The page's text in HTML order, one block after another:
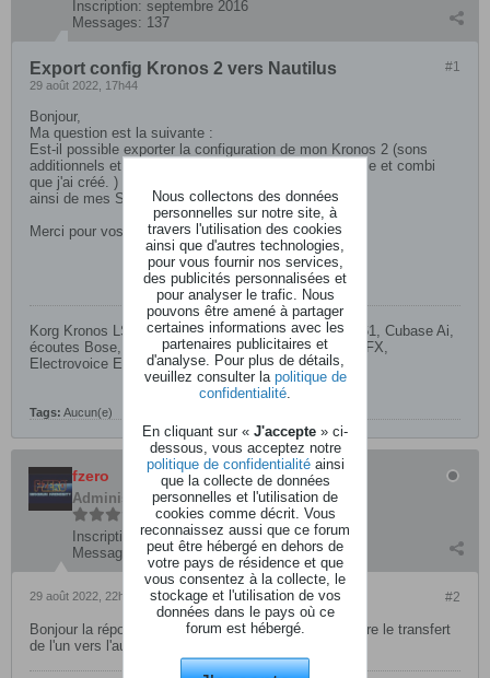
Inscription: septembre 2016
Messages: 137
#1
Export config Kronos 2 vers Nautilus
29 août 2022, 17h44
Bonjour,
Ma question est la suivante :
Est-il possible exporter la configuration de mon Kronos 2 (sons
additionnels et samples provenant du site Kronoscopie et combi
que j'ai créé. )
ainsi de mes Setlists vers un Nautilus?
Merci pour vos réponses.
Korg Kronos LS88, Yamaha MOXF8, Arturia Keylab 61, Cubase Ai,
écoutes Bose, Mackie VLZ 1604, Berhinger RX1202 FX,
Electrovoice EKX 15.
Tags: Aucun(e)
fzero
Administrateur
Inscription: mars 2004
Messages:
10430
#2
29 août 2022, 22h13
Bonjour la réponse est sans appel . Impossible de faire le transfert
de l'un vers l'autre !
Nous collectons des données
personnelles sur notre site, à
travers l'utilisation des cookies
ainsi que d'autres technologies,
pour vous fournir nos services,
des publicités personnalisées et
pour analyser le trafic. Nous
pouvons être amené à partager
certaines informations avec les
partenaires publicitaires et
d'analyse. Pour plus de détails,
veuillez consulter la politique de
confidentialité
En cliquant sur « J'accepte » ci-
dessous, vous acceptez notre
politique de confidentialitéainsi
que la collecte de données
personnelles et l'utilisation de
cookies comme décrit. Vous
reconnaissez aussi que ce forum
peut être hébergé en dehors de
votre pays de résidence et que
vous consentez à la collecte, le
stockage et l'utilisation de vos
données dans le pays où ce
forum est hébergé.